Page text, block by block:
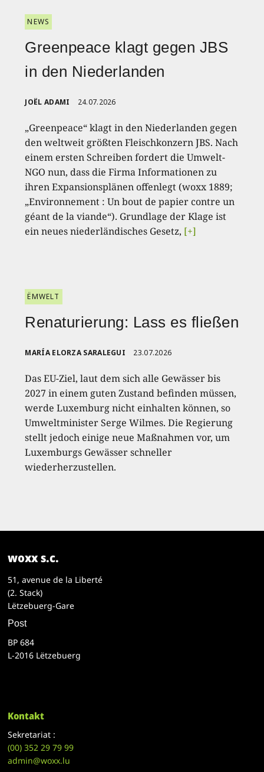
NEWS
Greenpeace klagt gegen JBS
in den Niederlanden
JOËL ADAMI 24.07.2026
„Greenpeace“ klagt in den Niederlanden gegen
den weltweit größten Fleischkonzern JBS. Nach
einem ersten Schreiben fordert die Umwelt-
NGO nun, dass die Firma Informationen zu
ihren Expansionsplänen offenlegt (woxx 1889;
„Environnement : Un bout de papier contre un
géant de la viande“). Grundlage der Klage ist
ein neues niederländisches Gesetz, [+]
ËMWELT
Renaturierung: Lass es fließen
MARÍA ELORZA SARALEGUI 23.07.2026
Das EU-Ziel, laut dem sich alle Gewässer bis
2027 in einem guten Zustand befinden müssen,
werde Luxemburg nicht einhalten können, so
Umweltminister Serge Wilmes. Die Regierung
stellt jedoch einige neue Maßnahmen vor, um
Luxemburgs Gewässer schneller
wiederherzustellen.
woxx s.c.
51, avenue de la Liberté
(2. Stack)
Lëtzebuerg-Gare
Post
BP 684
L-2016 Lëtzebuerg
Kontakt
Sekretariat :
(00)352 29 79 99
admin@woxx.lu